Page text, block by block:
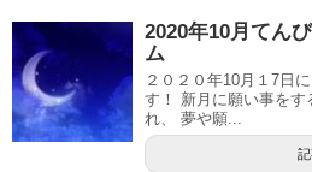
2020年10月てん
ム
２０２０年10月１7日
す！ 新月に願い事をす
れ、 夢や願...